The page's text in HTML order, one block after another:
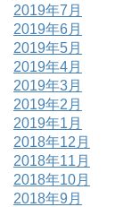
2019年7月
2019年6月
2019年5月
2019年4月
2019年3月
2019年2月
2019年1月
2018年12月
2018年11月
2018年10月
2018年9月